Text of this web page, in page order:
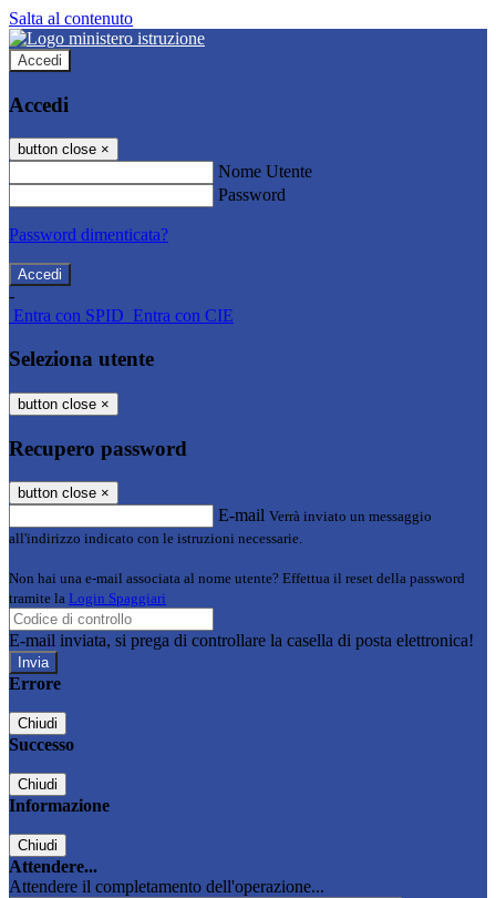
Salta al contenuto
Accedi
Accedi
button close ×
Nome Utente
Password
Password dimenticata?
-
Entra con SPID Entra con CIE
Seleziona utente
button close ×
Recupero password
button close ×
E-mail Verrà inviato un messaggio
all'indirizzo indicato con le istruzioni necessarie.
Non hai una e-mail associata al nome utente? Effettua il reset della password
tramite la Login Spaggiari
E-mail inviata, si prega di controllare la casella di posta elettronica!
Errore
Chiudi
Successo
Chiudi
Informazione
Chiudi
Attendere...
Attendere il completamento dell'operazione...